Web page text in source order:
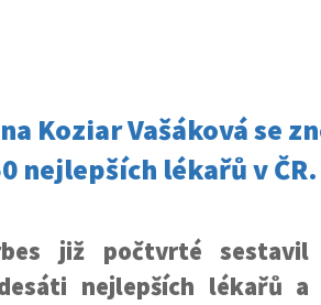
Koziar Vašáková se
nejlepších lékařů v
již počtvrté sestavil
nejlepších lékařů a